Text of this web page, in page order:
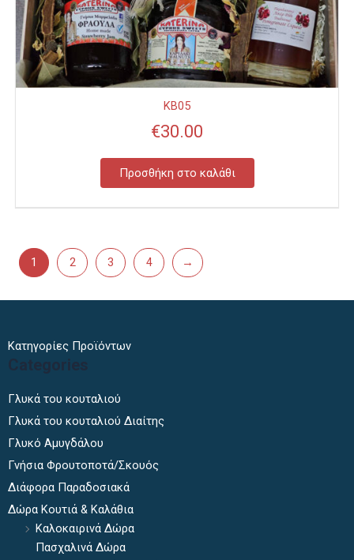
KB05
€30.00
Προσθήκη στο καλάθι
1 2 3 4 →
Κατηγορίες Προϊόντων
Categories
Γλυκά του κουταλιού
Γλυκά του κουταλιού Διαίτης
Γλυκό Αμυγδάλου
Γνήσια Φρουτοποτά/Σκουός
Διάφορα Παραδοσιακά
Δώρα Κουτιά & Καλάθια
Καλοκαιρινά Δώρα
Πασχαλινά Δώρα